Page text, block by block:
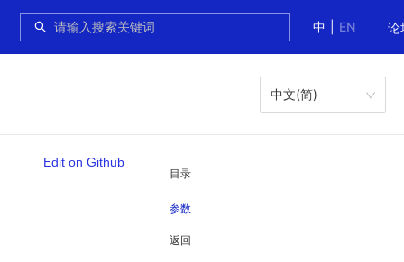
中 EN 论
中文(简)
目录
参数
返回
Edit on Github